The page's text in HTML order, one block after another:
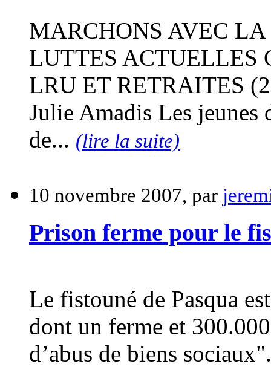
MARCHONS AVEC
LUTTES ACTUELLES
LRU ET RETRAITES
Julie Amadis Les
de... (lire la suite)
10 novembre 2007, par
Prison ferme pour le
Le fistouné de Pasqua
dont un ferme et
d’abus de biens sociaux".